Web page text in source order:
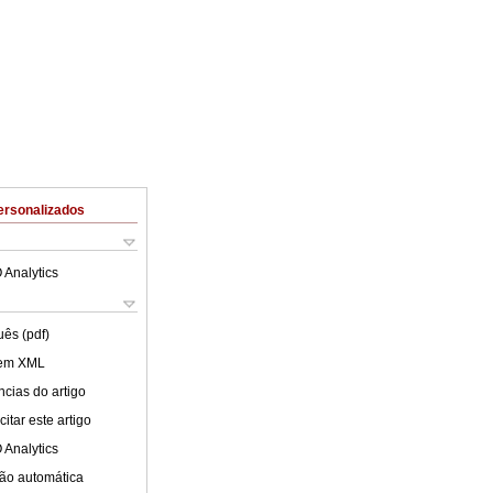
Analytics
(pdf)
XML
do artigo
este artigo
Analytics
automática